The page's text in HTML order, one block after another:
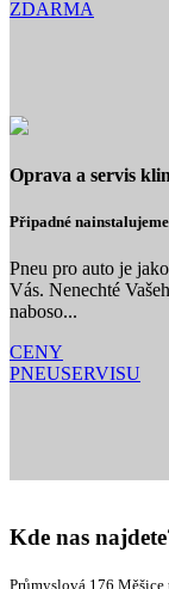
ZDARMA
Oprava a servis
Připadné
Pneu pro auto je
Vás. Nenechté
naboso...
CENY
PNEUSERVISU
Kde nas
Průmyslová 176 Měšice